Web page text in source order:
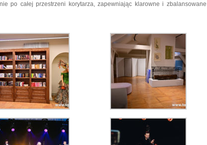
po całej przestrzeni korytarza, zapewniając klarowne i zbalansowane